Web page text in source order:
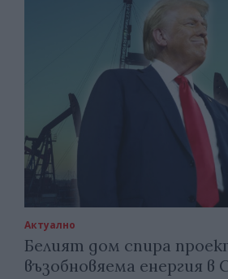
Актуално
Белият дом спира
възобновяема енергия в